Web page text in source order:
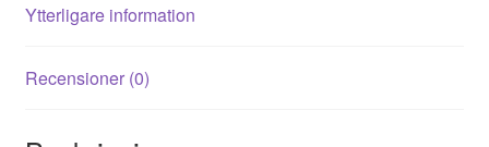
Ytterligare information
Recensioner (0)